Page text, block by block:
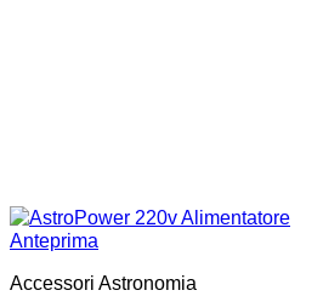
Anteprima
Accessori Astronomia